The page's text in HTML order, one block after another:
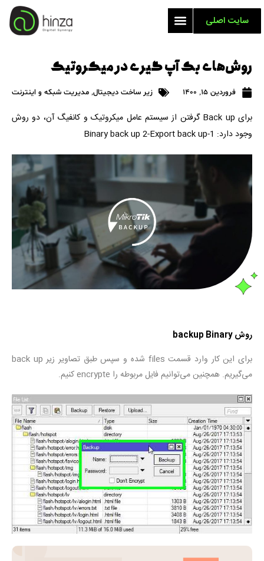
سایت اصلی
روش‌های بک آپ گیری در میکروتیک
فروردین 15, 1400 زیر ساخت دیجیتال, مدیریت شبکه و اینترنت
برای Back up گرفتن از سیستم عامل میکروتیک و کانفیگ آن، دو روش
وجود دارد: 1-Binary back up 2-Export back up
روش backup Binary
برای این کار وارد قسمت files شده و سپس طبق تصاویر زیر back up
می‌گیریم. همچنین می‌توانیم فایل مربوطه را encrypte کنیم.